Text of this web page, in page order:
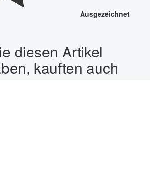
Ausgezeichnet
diesen Artikel
kauften auch